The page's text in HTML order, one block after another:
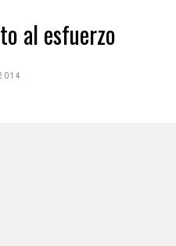
al esfuerzo